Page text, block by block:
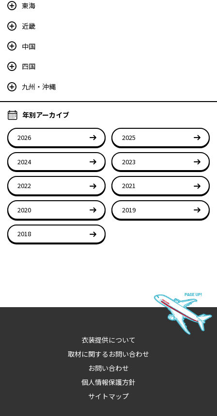
東海
近畿
中国
四国
九州・沖縄
年別アーカイブ
2026 2025
2024 2023
2022 2021
2020 2019
2018
衣装提供について
取材に関するお問い合わせ
お問い合わせ
個人情報保護方針
サイトマップ